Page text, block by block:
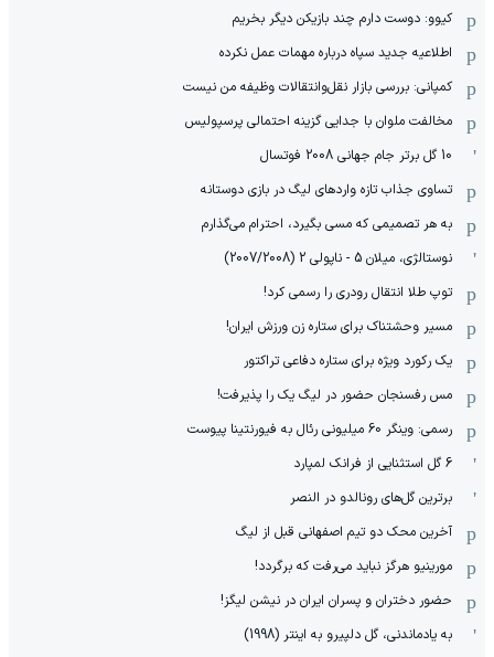
کیوو: دوست دارم چند بازیکن دیگر بخریم
اطلاعیه جدید سپاه درباره مهمات عمل نکرده
کمپانی: بررسی بازار نقل‌وانتقالات وظیفه من نیست
مخالفت ملوان با جدایی گزینه احتمالی پرسپولیس
10 گل برتر جام جهانی 2008 فوتسال
تساوی جذاب تازه واردهای لیگ در بازی دوستانه
به هر تصمیمی که مسی بگیرد، احترام می‌گذارم
نوستالژی، میلان 5 - ناپولی 2 (2007/2008)
توپ طلا انتقال رودری را رسمی کرد!
مسیر وحشتناک برای ستاره زن ورزش ایران!
یک رکورد ویژه برای ستاره دفاعی تراکتور
مس رفسنجان حضور در لیگ یک را پذیرفت!
رسمی: وینگر 60 میلیونی رئال به فیورنتینا پیوست
6 گل استثنایی از فرانک لمپارد
برترین گل‌های رونالدو در النصر
آخرین محک دو تیم اصفهانی قبل از لیگ
مورینیو هرگز نباید می‌رفت که برگردد!
حضور دختران و پسران ایران در نیشن لیگز!
به یادماندنی، گل دلپیرو به اینتر (1998)